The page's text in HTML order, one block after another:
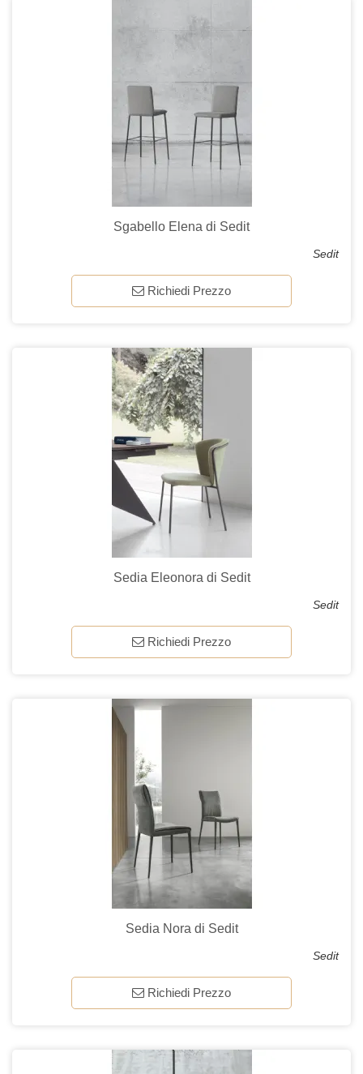
Sgabello Elena di Sedit
Sedit
Richiedi Prezzo
Sedia Eleonora di Sedit
Sedit
Richiedi Prezzo
Sedia Nora di Sedit
Sedit
Richiedi Prezzo